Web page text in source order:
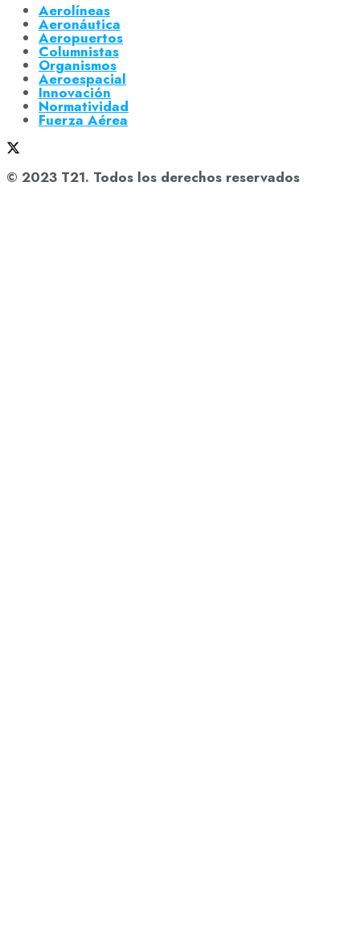
Aerolíneas
Aeronáutica
Aeropuertos
Columnistas
Organismos
Aeroespacial
Innovación
Normatividad
Fuerza Aérea
© 2023 T21. Todos los derechos reservados